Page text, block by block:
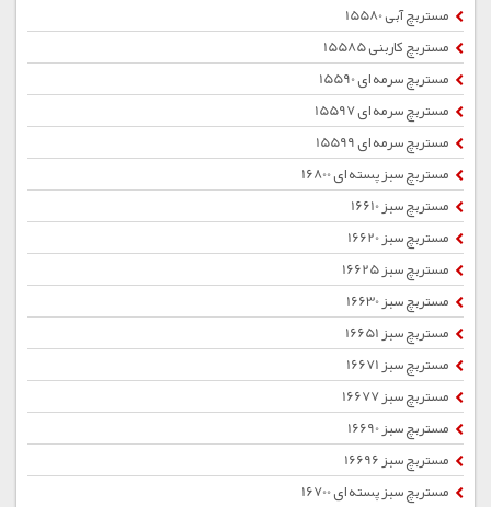
مستربچ آبی 15580
مستربچ کاربنی 15585
مستربچ سرمه ای 15590
مستربچ سرمه ای 15597
مستربچ سرمه ای 15599
مستربچ سبز پسته ای 16800
مستربچ سبز 16610
مستربچ سبز 16620
مستربچ سبز 16625
مستربچ سبز 16630
مستربچ سبز 16651
مستربچ سبز 16671
مستربچ سبز 16677
مستربچ سبز 16690
مستربچ سبز 16696
مستربچ سبز پسته ای 16700